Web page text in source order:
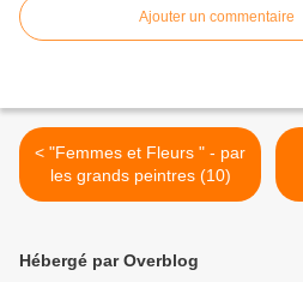
Ajouter un commentaire
< "Femmes et Fleurs " - par
les grands peintres (10)
Hébergé par Overblog